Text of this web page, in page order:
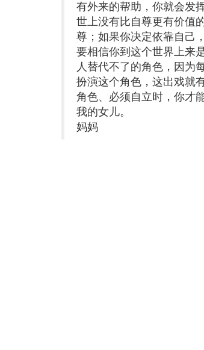
有外来的帮助，你就会发
世上没有比自尊更有价值
尊；如果你决定依靠自己
要相信你到这个世界上来
人替代不了的角色，因为
扮演这个角色，这出戏就
角色、必须自立时，你才
我的女儿。
妈妈